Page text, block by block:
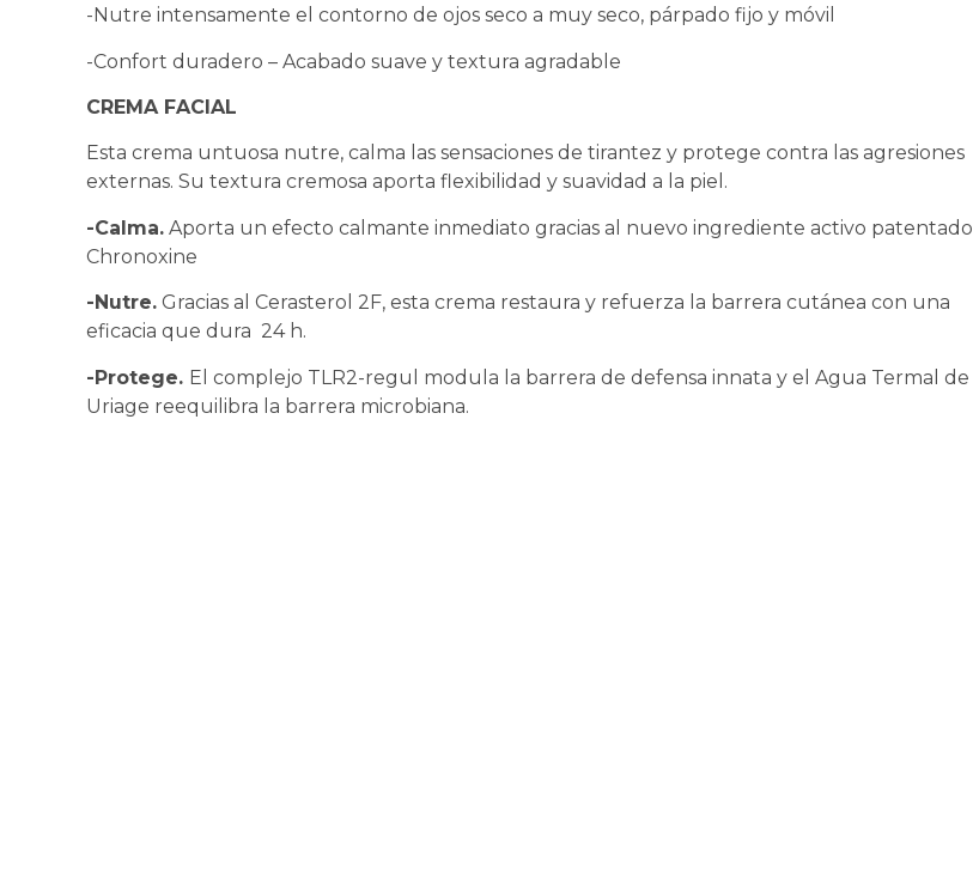
-Nutre intensamente el contorno de ojos seco a muy seco, párpado fijo y móvil
-Confort duradero – Acabado suave y textura agradable
CREMA FACIAL
Esta crema untuosa nutre, calma las sensaciones de tirantez y protege contra las agresiones
externas. Su textura cremosa aporta flexibilidad y suavidad a la piel.
-Calma. Aporta un efecto calmante inmediato gracias al nuevo ingrediente activo patentado
Chronoxine
-Nutre. Gracias al Cerasterol 2F, esta crema restaura y refuerza la barrera cutánea con una
eficacia que dura 24 h.
-Protege. El complejo TLR2-regul modula la barrera de defensa innata y el Agua Termal de
Uriage reequilibra la barrera microbiana.